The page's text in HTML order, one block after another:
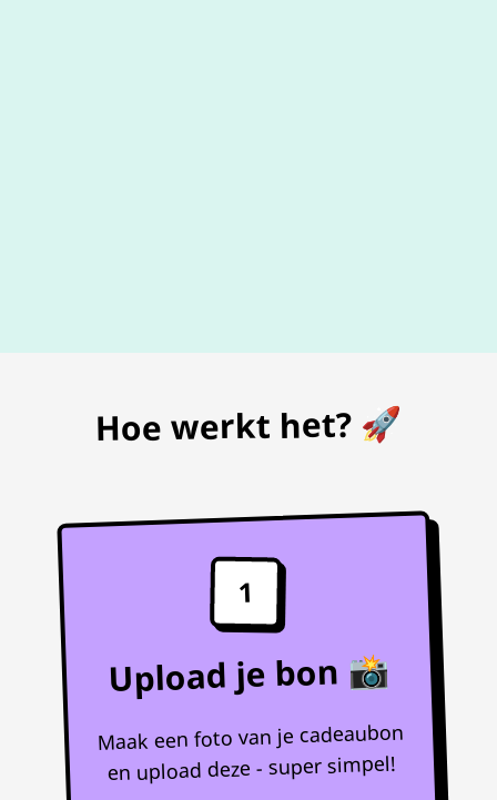
Hoe werkt het? 🚀
1
Upload je bon 📸
Maak een foto van je cadeaubon
en upload deze - super simpel!